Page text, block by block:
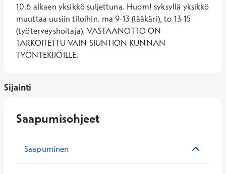
10.6 alkaen yksikkö suljettuna. Huom! syksyllä yksikkö
muuttaa uusiin tiloihin. ma 9-13 (lääkäri), to 13-15
(työterveyshoitaja). VASTAANOTTO ON
TARKOITETTU VAIN SIUNTION KUNNAN
TYÖNTEKIJÖILLE.
Sijainti
Saapumisohjeet
Saapuminen